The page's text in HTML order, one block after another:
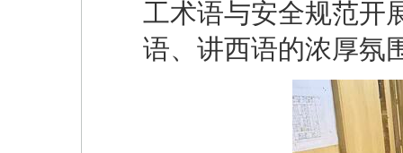
工术语与安全规范开
语、讲西语的浓厚氛